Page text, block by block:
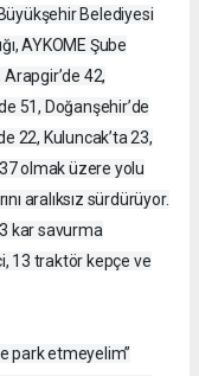
Belediyesi
AYKOME Şube
42,
51, Doğanşehir’de
22, Kuluncak’ta 23,
37 olmak üzere yolu
aralıksız sürdürüyor.
kar savurma
13 traktör kepçe ve
park etmeyelim”